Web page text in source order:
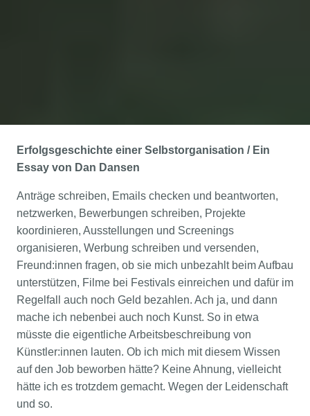
Erfolgsgeschichte einer Selbstorganisation / Ein
Essay von Dan Dansen
Anträge schreiben, Emails checken und beantworten,
netzwerken, Bewerbungen schreiben, Projekte
koordinieren, Ausstellungen und Screenings
organisieren, Werbung schreiben und versenden,
Freund:innen fragen, ob sie mich unbezahlt beim Aufbau
unterstützen, Filme bei Festivals einreichen und dafür im
Regelfall auch noch Geld bezahlen. Ach ja, und dann
mache ich nebenbei auch noch Kunst. So in etwa
müsste die eigentliche Arbeitsbeschreibung von
Künstler:innen lauten. Ob ich mich mit diesem Wissen
auf den Job beworben hätte? Keine Ahnung, vielleicht
hätte ich es trotzdem gemacht. Wegen der Leidenschaft
und so.